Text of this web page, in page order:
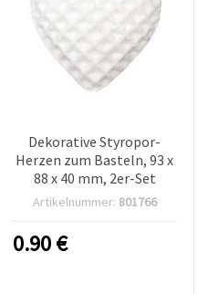
Dekorative Styropor-
Herzen zum Basteln, 93 x
88 x 40 mm, 2er-Set
Artikelnummer: 801766
0.90€